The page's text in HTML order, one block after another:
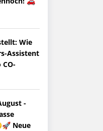
Wie
Assistent
-
Neue